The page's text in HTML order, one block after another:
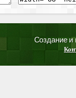
Создание и